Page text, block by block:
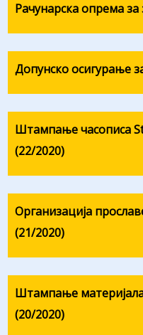
Рачунарска опрема за
Допунско осигурање
Штампање часописа
(22/2020)
Организација
(21/2020)
Штампање
(20/2020)